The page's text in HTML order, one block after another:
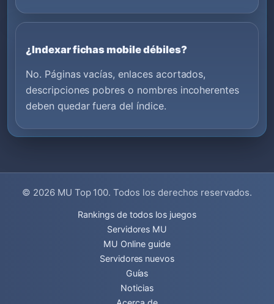
¿Indexar fichas mobile débiles?
No. Páginas vacías, enlaces acortados,
descripciones pobres o nombres incoherentes
deben quedar fuera del índice.
© 2026 MU Top 100. Todos los derechos reservados.
Rankings de todos los juegos
Servidores MU
MU Online guide
Servidores nuevos
Guías
Noticias